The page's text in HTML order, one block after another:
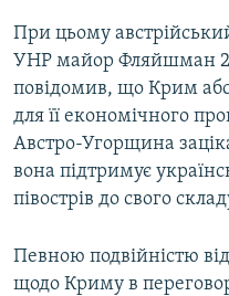
При цьому
УНР майор Фляйшман 2
повідомив, що Крим
для її економічного
Австро-Угорщина
вона підтримує
півострів до свого
Певною подвійністю
щодо Криму в